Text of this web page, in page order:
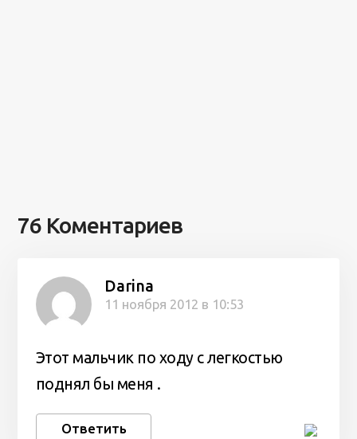
76 Коментариев
Darina
11 ноября 2012 в 10:53
Этот мальчик по ходу с легкостью
поднял бы меня .
Ответить